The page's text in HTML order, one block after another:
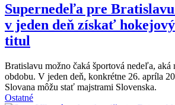
Supernedeľa pre
v jeden deň získať
titul
Bratislavu možno čaká športová nedeľa, aká
obdobu. V jeden deň, konkrétne 26. apríla
Slovana môžu stať majstrami Slovenska.
Ostatné